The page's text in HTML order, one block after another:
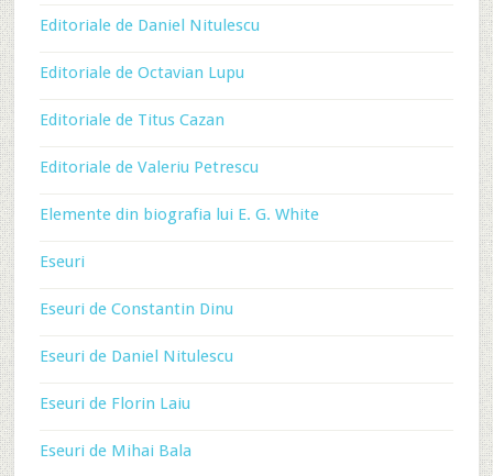
Editoriale de Daniel Nitulescu
Editoriale de Octavian Lupu
Editoriale de Titus Cazan
Editoriale de Valeriu Petrescu
Elemente din biografia lui E. G. White
Eseuri
Eseuri de Constantin Dinu
Eseuri de Daniel Nitulescu
Eseuri de Florin Laiu
Eseuri de Mihai Bala